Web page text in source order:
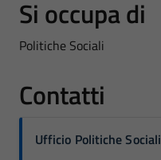
Si occupa di
Politiche Sociali
Contatti
Ufficio Politiche Sociali